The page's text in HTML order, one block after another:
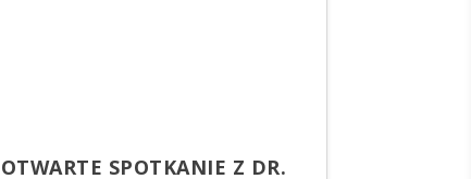
OTWARTE SPOTKANIE Z DR.